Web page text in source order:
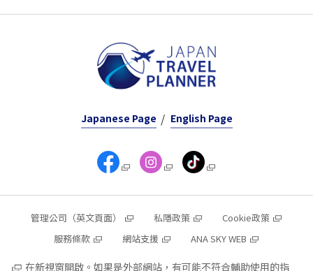
Japanese Page English Page
管理公司（英文頁面） 私隱政策
Cookie政策
服務條款
網站支援 ANA SKY WEB
在新視窗開啟。如果是外部網站，有可能不符合輔助使用的指